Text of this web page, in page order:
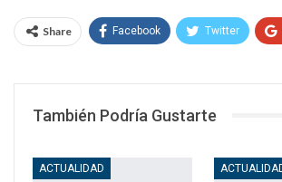
Share Facebook Twitter
También Podría Gustarte
ACTUALIDAD